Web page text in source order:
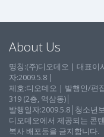
About Us
명칭:(주)디오데오 | 대표이
자:2009.5.8 |
제호:디오데오 | 발행인/편
319 (2층, 역삼동)│
발행일자:2009.5.8│청소년
디오데오에서 제공되는 콘
복사 배포등을 금지합니다.